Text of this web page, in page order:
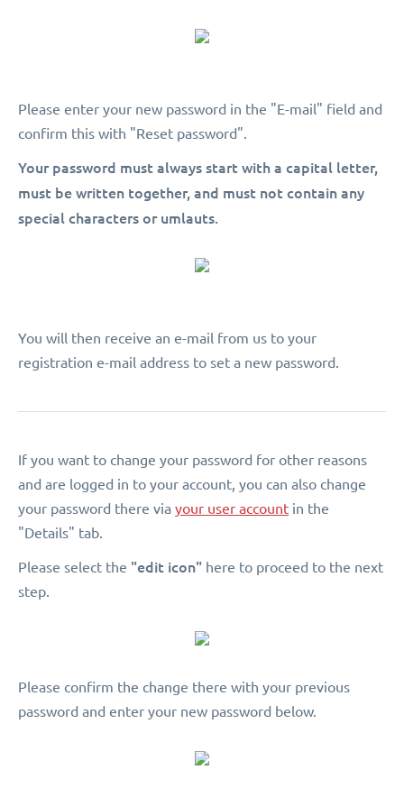
Please enter your new password in the "E-mail" field and
confirm this with "Reset password".
Your password must always start with a capital letter,
must be written together, and must not contain any
special characters or umlauts.
You will then receive an e-mail from us to your
registration e-mail address to set a new password.
If you want to change your password for other reasons
and are logged in to your account, you can also change
your password there via your user account in the
"Details" tab.
Please select the "edit icon" here to proceed to the next
step.
Please confirm the change there with your previous
password and enter your new password below.